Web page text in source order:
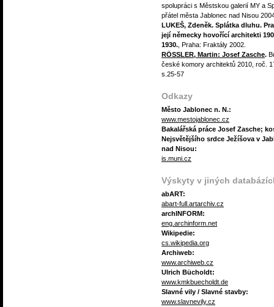
spolupráci s Městskou galerií MY a
přátel města Jablonec nad Nisou
LUKEŠ, Zdeněk. Splátka dluhu.
její německy hovořící architekti
1930. , Praha: Fraktály 2002.
RÖSSLER, Martin: Josef Zasche.
české komory architektů 2010, roč.
s.25-57
Odkazy
Město Jablonec n. N.:
www.mestojablonec.cz
Bakalářská práce Josef Zasche;
Nejsvětějšího srdce Ježíšova v
nad Nisou:
is.muni.cz
Výskyty v jiných
abART:
abart-full.artarchiv.cz
archINFORM:
eng.archinform.net
Wikipedie:
cs.wikipedia.org
Archiweb:
www.archiweb.cz
Ulrich Bücholdt:
www.kmkbuecholdt.de
Slavné vily / Slavné stavby:
www.slavnevily.cz